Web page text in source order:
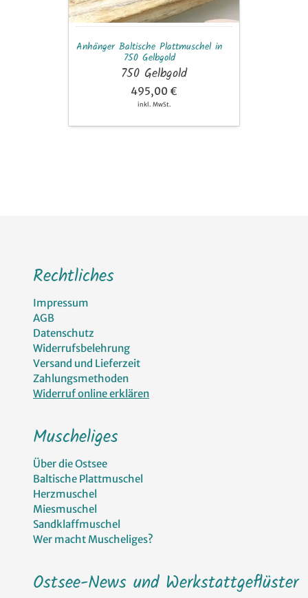
Anhänger Baltische Plattmuschel in
750 Gelbgold
750 Gelbgold
495,00 €
inkl. MwSt.
Rechtliches
Impressum
AGB
Datenschutz
Widerrufsbelehrung
Versand und Lieferzeit
Zahlungsmethoden
Widerruf online erklären
Muscheliges
Über die Ostsee
Baltische Plattmuschel
Herzmuschel
Miesmuschel
Sandklaffmuschel
Wer macht Muscheliges?
Ostsee-News und Werkstattgeflüster